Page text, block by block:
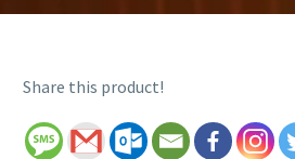
Share this product!